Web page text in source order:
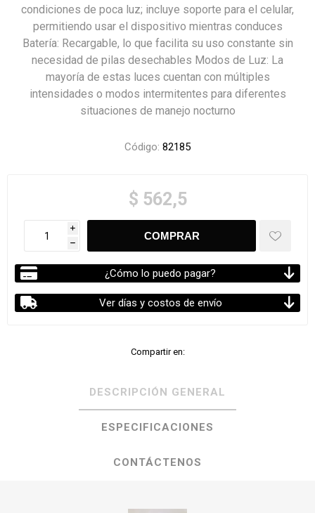
condiciones de poca luz; incluye soporte para el celular,
permitiendo usar el dispositivo mientras conduces
Batería: Recargable, lo que facilita su uso constante sin
necesidad de pilas desechables Modos de Luz: La
mayoría de estas luces cuentan con múltiples
intensidades o modos intermitentes para diferentes
situaciones de manejo nocturno
Código: 82185
$ 562,5
i
h
¿Cómo lo puedo pagar?
Ver días y costos de envío
Compartir en:
DESCRIPCIÓN GENERAL
ESPECIFICACIONES
CONTÁCTENOS